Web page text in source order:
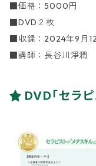
■価格：5000円
■DVD２枚
■収録：2024年9月
■講師：長谷川淨潤
DVD「セラピ